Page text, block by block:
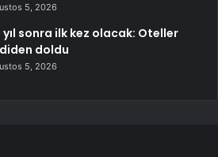
5, 2026
yıl sonra ilk kez olacak: Oteller
doldu
5, 2026